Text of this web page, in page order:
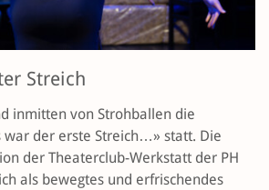
Streich
inmitten von Strohballen die
war der erste Streich…» statt. Die
der Theaterclub-Werkstatt der PH
als bewegtes und erfrischendes